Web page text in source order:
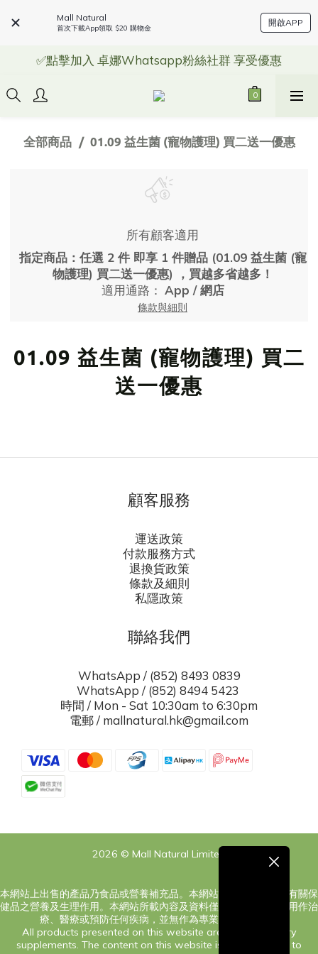
Mall Natural
首次下載App領取 $20 購物金
開啟APP
✅點擊加入 卓娜Whatsapp粉絲社群 享受優惠
全部商品 01.09 益生菌 (寵物護理) 買二送一優惠
所有顧客適用
指定商品：任選 2 件 即享 1 件贈品 (01.09 益生菌 (寵
物護理) 買二送一優惠) ，買越多省越多！
適用通路： App / 網店
條款與細則
01.09 益生菌 (寵物護理) 買二
送一優惠
顧客服務
運送政策
付款服務方式
退換貨政策
條款及細則
私隱政策
聯絡我們
WhatsApp / (852) 8493 0839
WhatsApp / (852) 8494 5423
時間 / Mon - Sat 10:30am to 6:30pm
電郵 / mallnatural.hk@gmail.com
2026 © Mall Natural Limited
本網站上出售的產品乃食品或營養補充品。本網站之內容旨在告知有關保
健品之營養及生理作用。本網站所載內容及資料僅供參考，絕對非用作治
療、醫療或預防任何疾病，並無作為專業意見之意圖。
All products presented on this website are food or dietary
supplements. The content on this website is only intended to